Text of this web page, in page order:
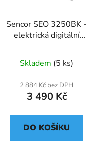
Sencor SEO 3250BK -
elektrická digitální
Skladem (5 ks)
2 884 Kč bez DPH
3 490 Kč
DO KOŠÍKU